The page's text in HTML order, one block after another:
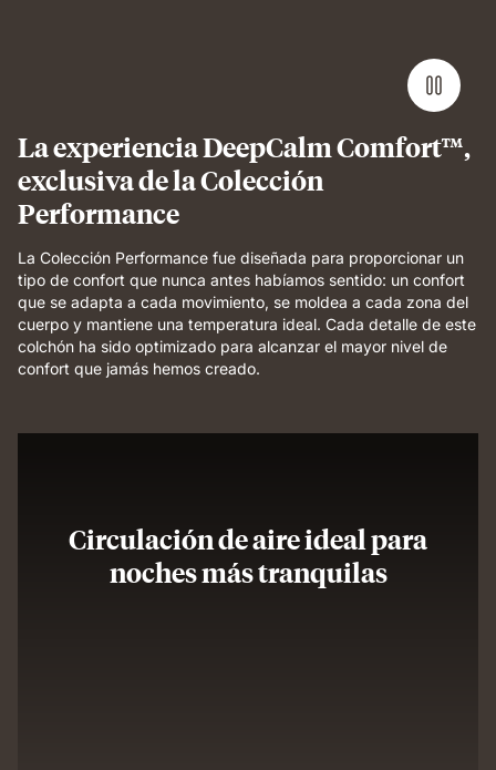
La experiencia DeepCalm Comfort™,
exclusiva de la Colección
Performance
La Colección Performance fue diseñada para proporcionar un
tipo de confort que nunca antes habíamos sentido: un confort
que se adapta a cada movimiento, se moldea a cada zona del
cuerpo y mantiene una temperatura ideal. Cada detalle de este
colchón ha sido optimizado para alcanzar el mayor nivel de
confort que jamás hemos creado.
Circulación de aire ideal para
noches más tranquilas